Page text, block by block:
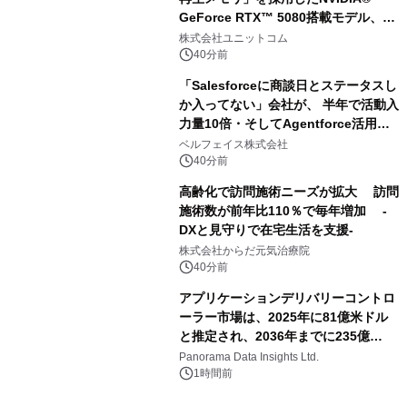
GeForce RTX™ 5080搭載モデル、
NVIDIA® GeForce RTX™ 5070 Ti搭
載モデルを販売開始
株式会社ユニットコム
40分前
「Salesforceに商談日とステータスし
か入ってない」会社が、 半年で活動入
力量10倍・そしてAgentforce活用へ
── 敷島住宅×bellSalesAI事例公開
ベルフェイス株式会社
40分前
高齢化で訪問施術ニーズが拡大 訪問
施術数が前年比110％で毎年増加 -
DXと見守りで在宅生活を支援-
株式会社からだ元気治療院
40分前
アプリケーションデリバリーコントロ
ーラー市場は、2025年に81億米ドル
と推定され、2036年までに235億
8,000万米ドルに達すると予測されて
おり、予測期間（2026年～2036年）
Panorama Data Insights Ltd.
1時間前